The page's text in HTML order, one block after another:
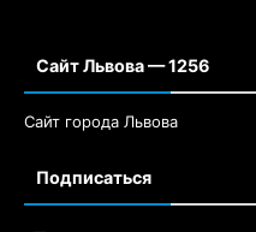
Сайт Львова — 1256
Сайт города Львова
Подписаться